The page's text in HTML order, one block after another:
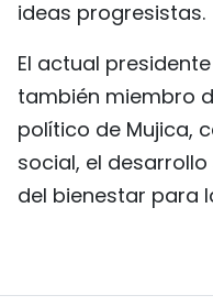
ideas progresistas.
El actual
también miembro
político de Mujica,
social, el
del bienestar para